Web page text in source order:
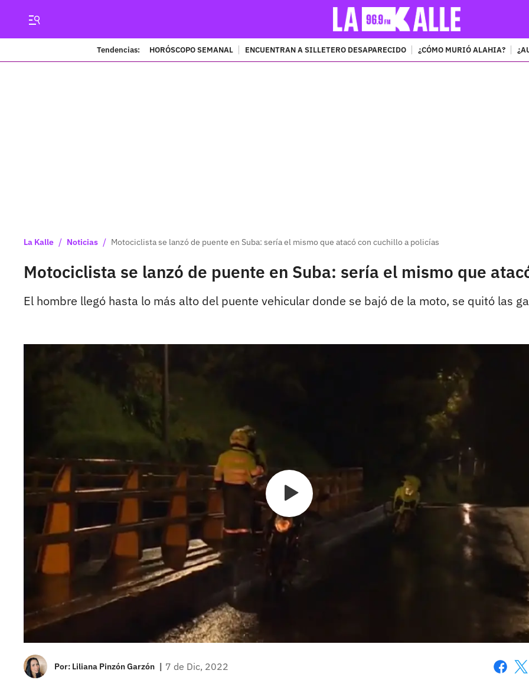
Tendencias: HORÓSCOPO SEMANAL ENCUENTRAN A SILLETERO DESAPARECIDO ¿CÓMO MURIÓ ALAHIA?
La Kalle / Noticias / Motociclista se lanzó de puente en Suba: sería el mismo que atacó con cuchillo a policías
Motociclista se lanzó de puente en Suba: sería el mismo que
El hombre llegó hasta lo más alto del puente vehicular donde se bajó de la moto, se quitó las
Por: Liliana Pinzón Garzón | 7 de Dic, 2022